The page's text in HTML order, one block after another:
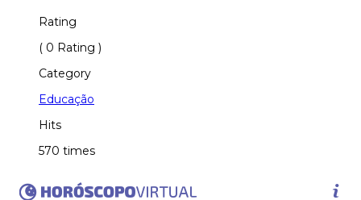
Rating
( 0 Rating )
Category
Educação
Hits
570 times